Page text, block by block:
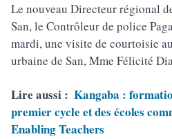
Le nouveau Directeur régional
San, le Contrôleur de police
mardi, une visite de courtoisie
urbaine de San, Mme Félicité
Lire aussi : Kangaba :
premier cycle et des écoles
Enabling Teachers